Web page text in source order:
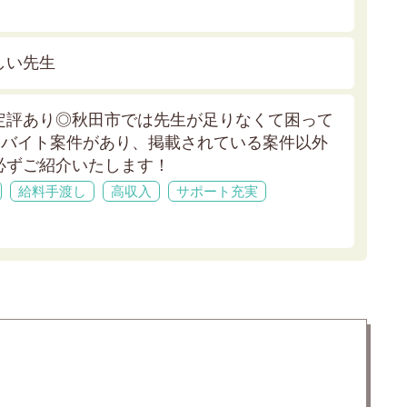
い先生
あり◎秋田市では先生が足りなくて困って
イト案件があり、掲載されている案件以外
ご紹介いたします！
給料手渡し 高収入 サポート充実